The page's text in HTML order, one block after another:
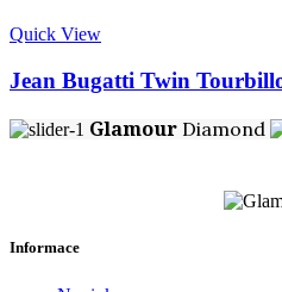
Quick View
Jean Bugatti Twin
Glamour Diamond
Informace